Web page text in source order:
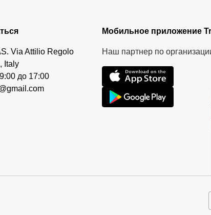
Via Attilio Regolo
Italy
до 17:00
Мобильное приложение
Наш партнер по